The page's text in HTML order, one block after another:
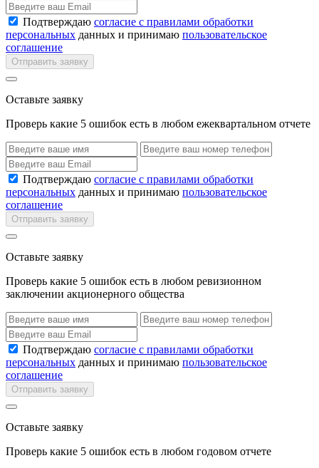
Подтверждаю согласие с правилами обработки
персональных данных и принимаю пользовательское
соглашение
Отправить заявку
Оставьте заявку
Проверь какие 5 ошибок есть в любом ежеквартальном отчете
Подтверждаю согласие с правилами обработки
персональных данных и принимаю пользовательское
соглашение
Отправить заявку
Оставьте заявку
Проверь какие 5 ошибок есть в любом ревизионном
заключении акционерного общества
Подтверждаю согласие с правилами обработки
персональных данных и принимаю пользовательское
соглашение
Отправить заявку
Оставьте заявку
Проверь какие 5 ошибок есть в любом годовом отчете